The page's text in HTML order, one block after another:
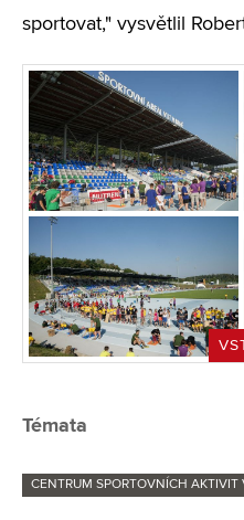
sportovat," vysvětlil
Témata
CENTRUM SPORTOVNÍCH AKTIVIT